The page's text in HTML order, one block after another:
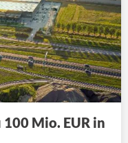
Mio. EUR in